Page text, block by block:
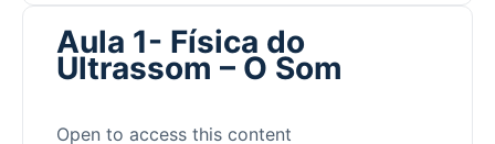
Aula 1- Física do
Ultrassom – O Som
Open to access this content